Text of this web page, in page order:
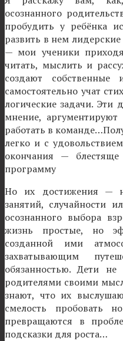
осознанного
пробудить у ребёнка
развить в нем лидерские
— мои ученики
читать, мыслить и
создают
самостоятельно учат
логические задачи. Эти
мнение,
работать в
легко и с
окончания — блестяще
программу
Но их достижения —
занятий, случайности
осознанного выбора
жизнь простые, но
созданной ими
захватывающим
обязанностью. Дети
родителями своими
знают, что их
смелость пробовать
превращаются в
подсказки для роста…